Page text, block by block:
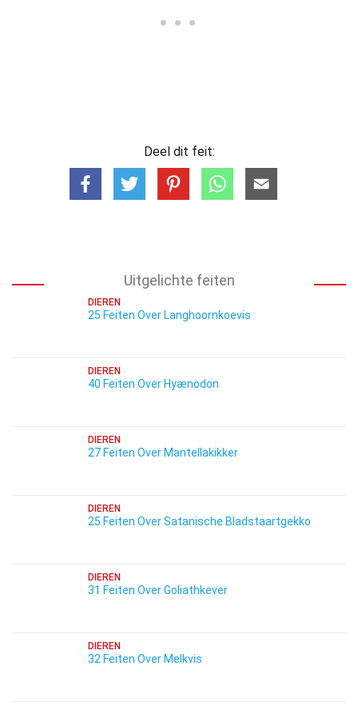
Deel dit feit:
Uitgelichte feiten
DIEREN
25 Feiten Over Langhoornkoevis
DIEREN
40 Feiten Over Hyænodon
DIEREN
27 Feiten Over Mantellakikker
DIEREN
25 Feiten Over Satanische Bladstaartgekko
DIEREN
31 Feiten Over Goliathkever
DIEREN
32 Feiten Over Melkvis